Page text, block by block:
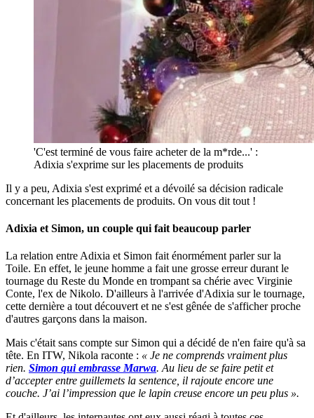
'C'est terminé de vous faire acheter de la m*rde...' :
Adixia s'exprime sur les placements de produits
Il y a peu, Adixia s'est exprimé et a dévoilé sa décision radicale
concernant les placements de produits. On vous dit tout !
Adixia et Simon, un couple qui fait beaucoup parler
La relation entre Adixia et Simon fait énormément parler sur la
Toile. En effet, le jeune homme a fait une grosse erreur durant le
tournage du Reste du Monde en trompant sa chérie avec Virginie
Conte, l'ex de Nikolo. D'ailleurs à l'arrivée d'Adixia sur le tournage,
cette dernière a tout découvert et ne s'est gênée de s'afficher proche
d'autres garçons dans la maison.
Mais c'était sans compte sur Simon qui a décidé de n'en faire qu'à sa
tête. En ITW, Nikola raconte : « Je ne comprends vraiment plus
rien. Simon qui embrasse Marwa. Au lieu de se faire petit et
d’accepter entre guillemets la sentence, il rajoute encore une
couche. J’ai l’impression que le lapin creuse encore un peu plus ».